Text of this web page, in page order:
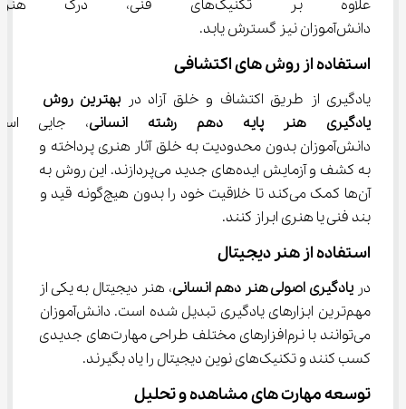
علاوه بر تکنیک‌های فنی،
دانش‌آموزان نیز گسترش یابد.
استفاده از روش‌ های اکتشافی
یادگیری از طریق اکتشاف و خلق آزاد در بهترین روش
یادگیری هنر پایه دهم رشته انسانی، جایی
دانش‌آموزان بدون محدودیت به خلق آثار هنری پرداخته و
به کشف و آزمایش ایده‌های جدید می‌پردازند. این روش به
آن‌ها کمک می‌کند تا خلاقیت خود را بدون هیچ‌گونه قید و
بند فنی یا هنری ابراز کنند.
استفاده از هنر دیجیتال
در یادگیری اصولی هنر دهم انسانی، هنر دیجیتال به یکی از
مهم‌ترین ابزارهای یادگیری تبدیل شده است. دانش‌آموزان
می‌توانند با نرم‌افزارهای مختلف طراحی مهارت‌های جدیدی
کسب کنند و تکنیک‌های نوین دیجیتال را یاد بگیرند.
توسعه مهارت‌ های مشاهده و تحلیل